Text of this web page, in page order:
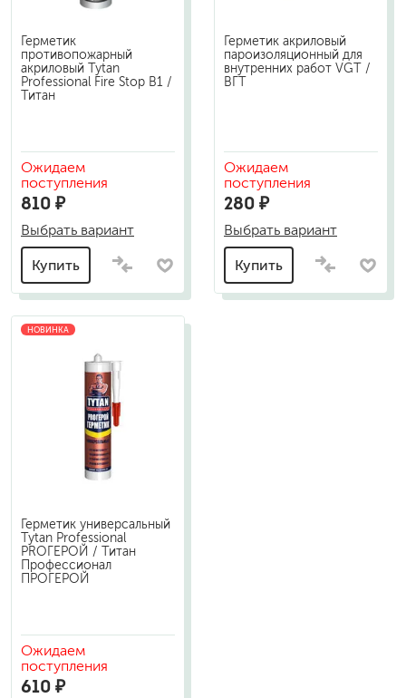
Герметик
противопожарный
акриловый Tytan
Professional Fire Stop B1 /
Титан
Ожидаем
поступления
810 ₽
Выбрать вариант
Купить
Герметик акриловый
пароизоляционный для
внутренних работ VGT /
ВГТ
Ожидаем
поступления
280 ₽
Выбрать вариант
Купить
НОВИНКА
Герметик универсальный
Tytan Professional
PROГЕРОЙ / Титан
Профессионал
ПРОГЕРОЙ
Ожидаем
поступления
610 ₽